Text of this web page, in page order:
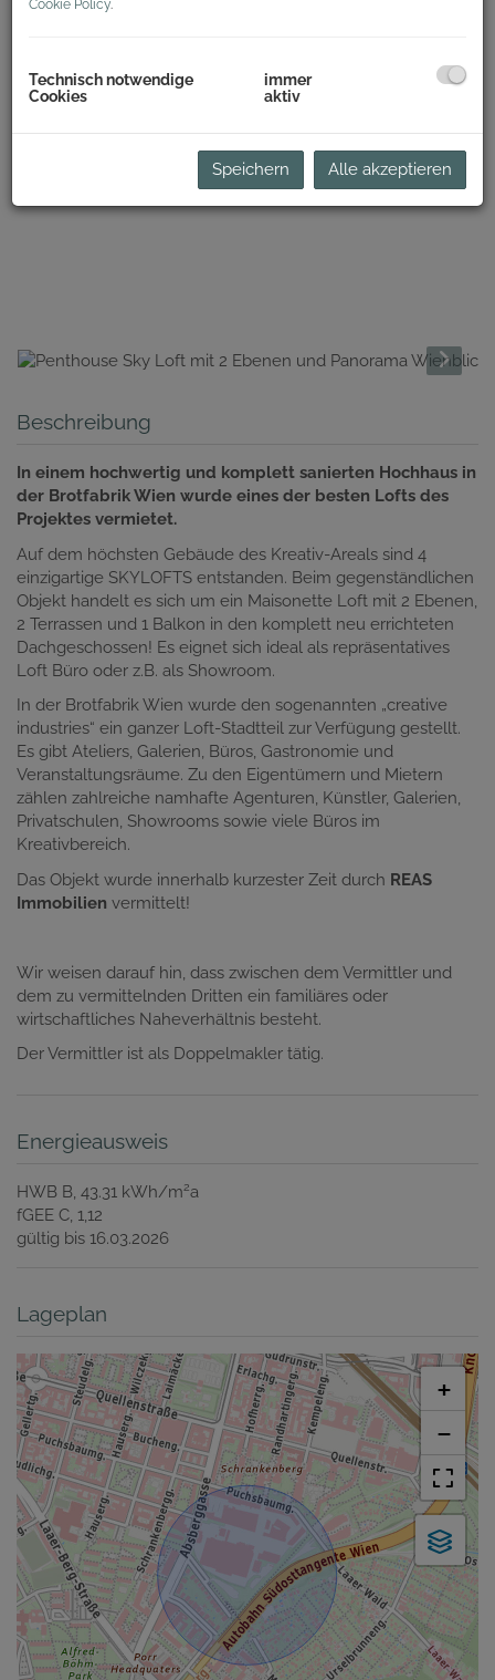
Beschreibung
In einem hochwertig und komplett sanierten Hochhaus in
der Brotfabrik Wien wurde eines der besten Lofts des
Projektes vermietet.
Auf dem höchsten Gebäude des Kreativ-Areals sind 4
einzigartige SKYLOFTS entstanden. Beim gegenständlichen
Objekt handelt es sich um ein Maisonette Loft mit 2 Ebenen,
2 Terrassen und 1 Balkon in den komplett neu errichteten
Dachgeschossen! Es eignet sich ideal als repräsentatives
Loft Büro oder z.B. als Showroom.
In der Brotfabrik Wien wurde den sogenannten „creative
industries“ ein ganzer Loft-Stadtteil zur Verfügung gestellt.
Es gibt Ateliers, Galerien, Büros, Gastronomie und
Veranstaltungsräume. Zu den Eigentümern und Mietern
zählen zahlreiche namhafte Agenturen, Künstler, Galerien,
Privatschulen, Showrooms sowie viele Büros im
Kreativbereich.
Das Objekt wurde innerhalb kurzester Zeit durch REAS
Immobilien vermittelt!
Wir weisen darauf hin, dass zwischen dem Vermittler und
dem zu vermittelnden Dritten ein familiäres oder
wirtschaftliches Naheverhältnis besteht.
Der Vermittler ist als Doppelmakler tätig.
Energieausweis
HWB B, 43.31 kWh/m2a
fGEE C, 1,12
gültig bis 16.03.2026
Lageplan
+
−
Cookie Policy.
Technisch notwendige
Cookies
immer
aktiv
Speichern Alle akzeptieren